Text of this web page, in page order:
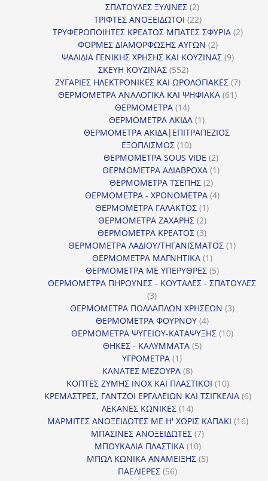
ΣΠΑΤΟΥΛΕΣ ΞΥΛΙΝΕΣ 22
προϊόντα
ΤΡΙΦΤΕΣ ΑΝΟΞΕΙΔΩΤΟΙ 2222
προϊόντα
ΤΡΥΦΕΡΟΠΟΙΗΤΕΣ ΚΡΕΑΤΟΣ ΜΠΑΤΕΣ ΣΦΥΡΙΑ 22
ΦΟΡΜΕΣ ΔΙΑΜΟΡΦΩΣΗΣ ΑΥΓΩΝ 22
προϊόντα
ΨΑΛΙΔΙΑ ΓΕΝΙΚΗΣ ΧΡΗΣΗΣ ΚΑΙ ΚΟΥΖΙΝΑΣ 99
ΣΚΕΥΗ ΚΟΥΖΙΝΑΣ 552552
προϊόντα
ΖΥΓΑΡΙΕΣ ΗΛΕΚΤΡΟΝΙΚΕΣ ΚΑΙ ΩΡΟΛΟΓΙΑΚΕΣ 77
ΘΕΡΜΟΜΕΤΡΑ ΑΝΑΛΟΓΙΚΑ ΚΑΙ ΨΗΦΙΑΚΑ 6161
ΘΕΡΜΟΜΕΤΡΑ 1414
προϊόντα
ΘΕΡΜΟΜΕΤΡΑ ΑΚΙΔΑ 11
προϊόν
ΘΕΡΜΟΜΕΤΡΑ ΑΚΙΔΑ|ΕΠΙΤΡΑΠΕΖΙΟΣ
ΕΞΟΠΛΙΣΜΟΣ 1010
προϊόντα
ΘΕΡΜΟΜΕΤΡΑ SOUS VIDE 22
προϊόντα
ΘΕΡΜΟΜΕΤΡΑ ΑΔΙΑΒΡΟΧΑ 11
ΘΕΡΜΟΜΕΤΡΑ ΤΣΕΠΗΣ 22
προϊόντα
ΘΕΡΜΟΜΕΤΡΑ - ΧΡΟΝΟΜΕΤΡΑ 44
ΘΕΡΜΟΜΕΤΡΑ ΓΑΛΑΚΤΟΣ 11
προϊόν
ΘΕΡΜΟΜΕΤΡΑ ΖΑΧΑΡΗΣ 22
προϊόντα
ΘΕΡΜΟΜΕΤΡΑ ΚΡΕΑΤΟΣ 33
προϊόντα
ΘΕΡΜΟΜΕΤΡΑ ΛΑΔΙΟΥ/ΤΗΓΑΝΙΣΜΑΤΟΣ 11
ΘΕΡΜΟΜΕΤΡΑ ΜΑΓΝΗΤΙΚΑ 11
προϊόν
ΘΕΡΜΟΜΕΤΡΑ ΜΕ ΥΠΕΡΥΘΡΕΣ 55
προϊόντα
ΘΕΡΜΟΜΕΤΡΑ ΠΗΡΟΥΝΕΣ - ΚΟΥΤΑΛΕΣ - ΣΠΑΤΟΥΛΕΣ
33
προϊόντα
ΘΕΡΜΟΜΕΤΡΑ ΠΟΛΛΑΠΛΩΝ ΧΡΗΣΕΩΝ 33
ΘΕΡΜΟΜΕΤΡΑ ΦΟΥΡΝΟΥ 44
προϊόντα
ΘΕΡΜΟΜΕΤΡΑ ΨΥΓΕΙΟΥ-ΚΑΤΑΨΥΞΗΣ 1010
ΘΗΚΕΣ - ΚΑΛΥΜΜΑΤΑ 55
ΥΓΡΟΜΕΤΡΑ 11
προϊόν
ΚΑΝΑΤΕΣ ΜΕΖΟΥΡΑ 88
προϊόντα
ΚΟΠΤΕΣ ΖΥΜΗΣ INOX ΚΑΙ ΠΛΑΣΤΙΚΟΙ 1010
προϊόντα
ΚΡΕΜΑΣΤΡΕΣ, ΓΑΝΤΖΟΙ ΕΡΓΑΛΕΙΩΝ ΚΑΙ ΤΣΙΓΚΕΛΙΑ 66
ΛΕΚΑΝΕΣ ΚΩΝΙΚΕΣ 1414
προϊόντα
ΜΑΡΜΙΤΕΣ ΑΝΟΞΕΙΔΩΤΕΣ ΜΕ Η' ΧΩΡΙΣ ΚΑΠΑΚΙ 1616
ΜΠΑΣΙΝΕΣ ΑΝΟΞΕΙΔΩΤΕΣ 77
ΜΠΟΥΚΑΛΙΑ ΠΛΑΣΤΙΚΑ 1010
προϊόντα
ΜΠΩΛ ΚΩΝΙΚΑ ΑΝΑΜΕΙΞΗΣ 55
ΠΑΕΛΙΕΡΕΣ 5656